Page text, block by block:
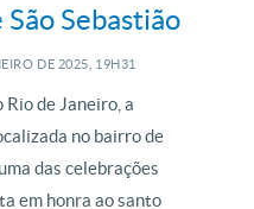
Sebastião
DE 2025, 19H31
de Janeiro, a
no bairro de
das celebrações
em honra ao santo